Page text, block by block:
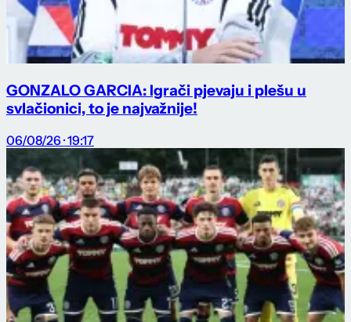
GONZALO GARCIA: Igrači pjevaju i plešu u
svlačionici, to je najvažnije!
06/08/26 · 19:17